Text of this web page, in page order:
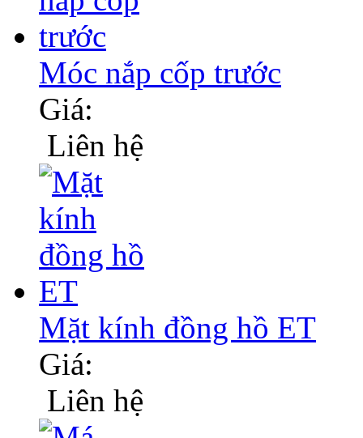
Móc nắp cốp trước
Giá:
Liên hệ
Mặt kính đồng hồ ET
Giá:
Liên hệ